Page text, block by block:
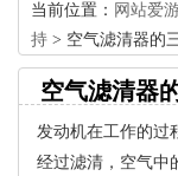
当前位置： 网站爱
持 > 空气滤清器的
空气滤清器
发动机在工作的过
经过滤清，空气中